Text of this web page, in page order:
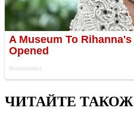
ЧИТАЙТЕ ТАКОЖ